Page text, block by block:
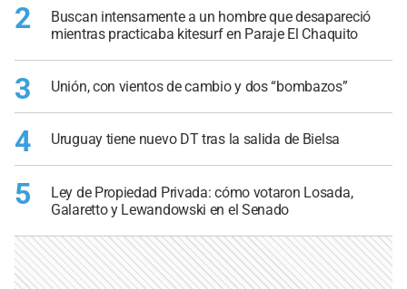
2
Buscan intensamente a un hombre que desapareció
mientras practicaba kitesurf en Paraje El Chaquito
3 Unión, con vientos de cambio y dos “bombazos”
4 Uruguay tiene nuevo DT tras la salida de Bielsa
5
Ley de Propiedad Privada: cómo votaron Losada,
Galaretto y Lewandowski en el Senado